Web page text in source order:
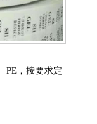
PE，按要求定